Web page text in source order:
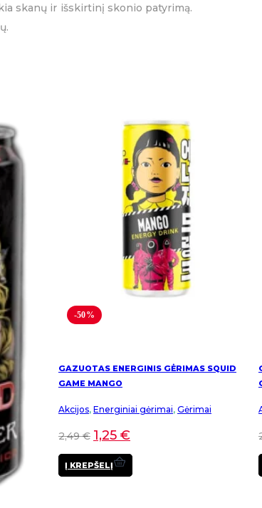
skanų ir išskirtinį skonio patyrimą.
-50%
GAZUOTAS ENERGINIS GĖRIMAS SQUID
GAME MANGO
Akcijos, Energiniai gėrimai, Gėrimai
2,49€ 1,25 €
Į KREPŠELĮ